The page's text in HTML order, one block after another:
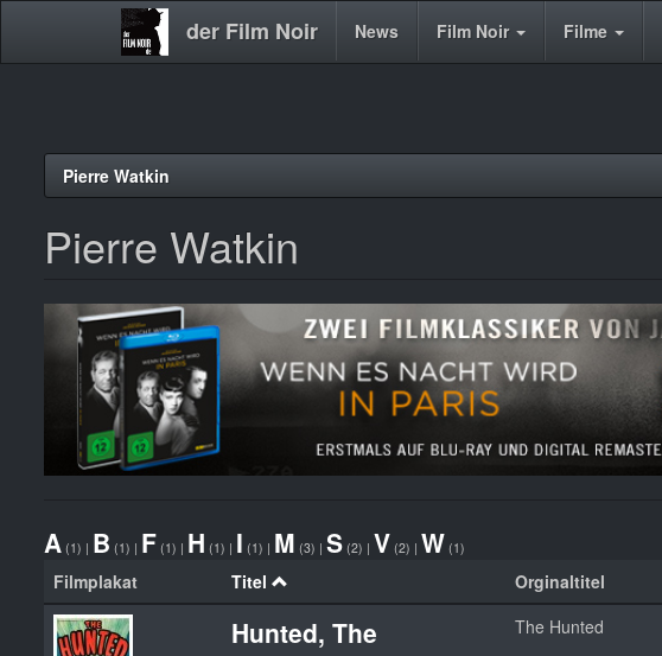
der Film Noir
Main News Film Noir Filme
Pierre Watkin
Pierre Watkin
A (1) | B (1) | F (1) | H (1) | I (1) | M (3) | S (2) | V (2) | W (1)
Filmplakat Titel Orginaltitel
Hunted, The The Hunted